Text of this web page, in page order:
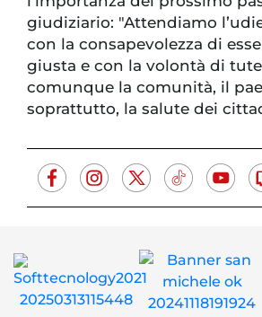
giudiziario: "Attendiamo
con la consapevolezza di
giusta e con la volontà di
comunque la comunità, il
soprattutto, la salute dei